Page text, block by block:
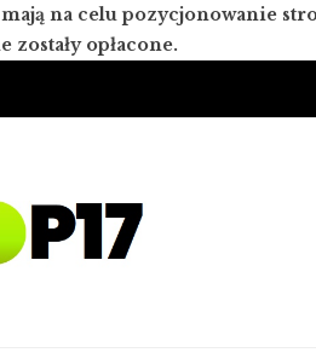
na celu pozycjonowanie
zostały opłacone.